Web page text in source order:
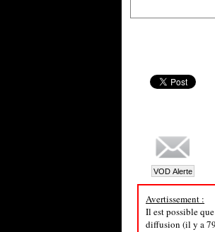
Avertissement :
Il est possible
diffusion (il y a